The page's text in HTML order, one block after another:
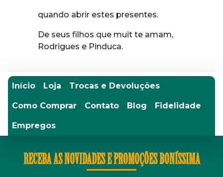
quando abrir estes presentes.
De seus filhos que muit te amam,
Rodrigues e Pinduca.
Início Loja Trocas e Devoluções
Como Comprar Contato Blog Fidelidade
Empregos
RECEBA AS NOVIDADES E PROMOÇÕES BONÍSSIMA